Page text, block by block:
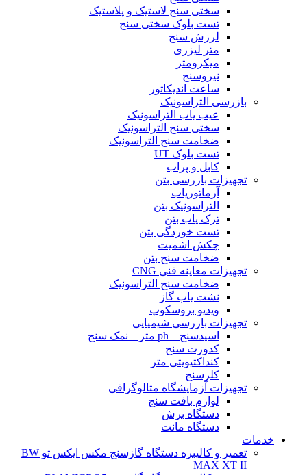
سختی سنج لاستیک و پلاستیک
تست بلوک سختی سنج
لرزش سنج
متر لیزری
میکرومتر
نیروسنج
ساعت اندیکاتور
بازرسی التراسونیک
عیب یاب التراسونیک
سختی سنج التراسونیک
ضخامت سنج التراسونیک
تست بلوک UT
کابل و پراب
تجهیزات بازرسی بتن
آرماتوریاب
التراسونیک بتن
ترک یاب بتن
تست خوردگی بتن
چکش اشمیت
ضخامت سنج بتن
تجهیزات معاینه فنی CNG
ضخامت سنج التراسونیک
نشت یاب گاز
ویدیو بروسکوپ
تجهیزات بازرسی شیمیایی
اسیدسنج – ph متر – نمک سنج
کدورت سنج
کنداکتیویتی متر
کلرسنج
تجهیزات آزمایشگاه متالوگرافی
لوازم بافت سنج
دستگاه برش
دستگاه مانت
خدمات
تعمیر و کالیبره دستگاه گازسنج مکس ایکس تو BW
MAX XT II